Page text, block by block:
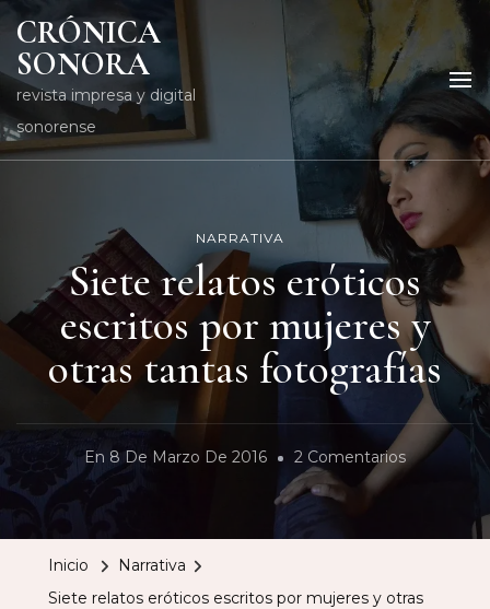
CRÓNICA
SONORA
revista impresa y digital
sonorense
NARRATIVA
Siete relatos eróticos
escritos por mujeres y
otras tantas fotografías
En 8 De Marzo De 2016 2 ComentariosEn
Inicio
Narrativa
Siete relatos eróticos escritos por mujeres y otras